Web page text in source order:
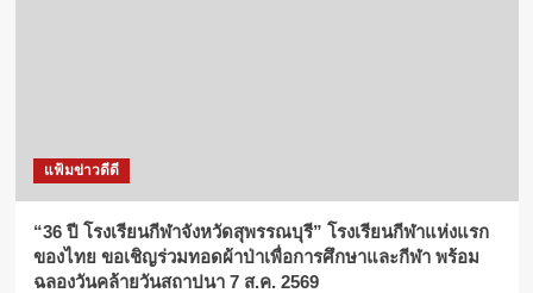
แฟ้มข่าวดีดี
“36 ปี โรงเรียนกีฬาจังหวัดสุพรรณบุรี” โรงเรียนกีฬาแห่งแรก
ของไทย ขอเชิญร่วมทอดผ้าป่าเพื่อการศึกษาและกีฬา พร้อม
ฉลองวันคล้ายวันสถาปนา 7 ส.ค. 2569